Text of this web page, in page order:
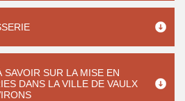
SUR LA MISE EN
DANS LA VILLE DE VAULX